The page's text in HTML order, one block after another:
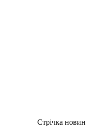
Стрічка новин